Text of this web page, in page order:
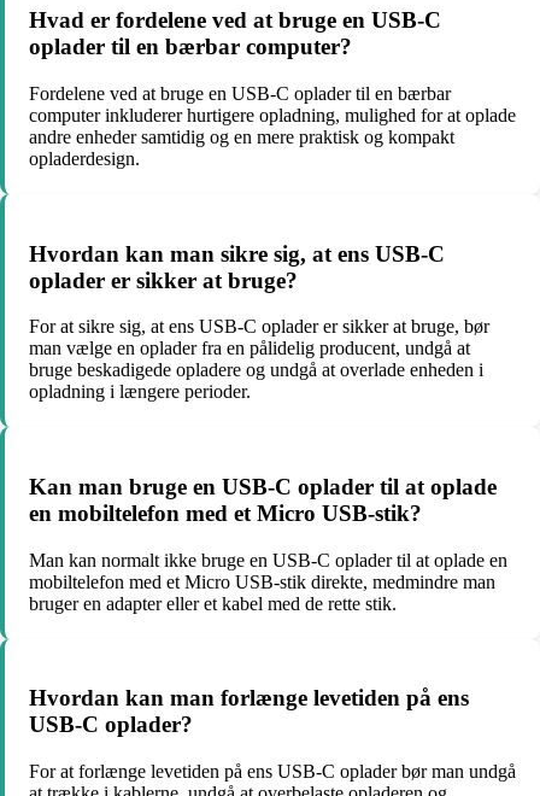
Hvad er fordelene ved at bruge en USB-C
oplader til en bærbar computer?
Fordelene ved at bruge en USB-C oplader til en bærbar
computer inkluderer hurtigere opladning, mulighed for at oplade
andre enheder samtidig og en mere praktisk og kompakt
opladerdesign.
Hvordan kan man sikre sig, at ens USB-C
oplader er sikker at bruge?
For at sikre sig, at ens USB-C oplader er sikker at bruge, bør
man vælge en oplader fra en pålidelig producent, undgå at
bruge beskadigede opladere og undgå at overlade enheden i
opladning i længere perioder.
Kan man bruge en USB-C oplader til at oplade
en mobiltelefon med et Micro USB-stik?
Man kan normalt ikke bruge en USB-C oplader til at oplade en
mobiltelefon med et Micro USB-stik direkte, medmindre man
bruger en adapter eller et kabel med de rette stik.
Hvordan kan man forlænge levetiden på ens
USB-C oplader?
For at forlænge levetiden på ens USB-C oplader bør man undgå